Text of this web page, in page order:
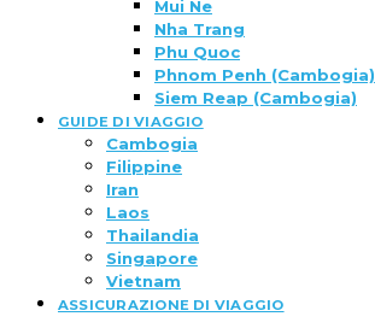
Mui Ne
Nha Trang
Phu Quoc
Phnom Penh (Cambogia)
Siem Reap (Cambogia)
GUIDE DI VIAGGIO
Cambogia
Filippine
Iran
Laos
Thailandia
Singapore
Vietnam
ASSICURAZIONE DI VIAGGIO